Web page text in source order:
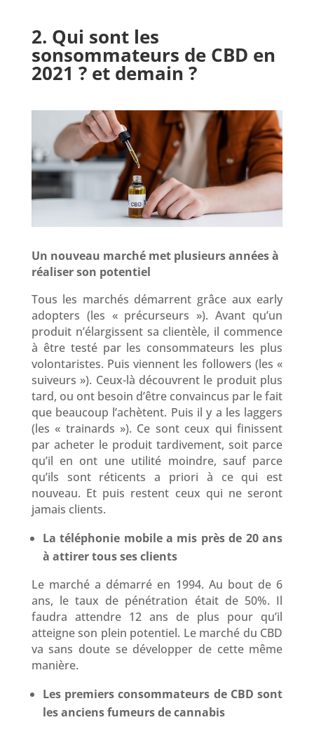
2. Qui sont les
sonsommateurs de CBD en
2021 ? et demain ?
Un nouveau marché met plusieurs années à
réaliser son potentiel
Tous les marchés démarrent grâce aux early
adopters (les « précurseurs »). Avant qu’un
produit n’élargissent sa clientèle, il commence
à être testé par les consommateurs les plus
volontaristes. Puis viennent les followers (les «
suiveurs »). Ceux-là découvrent le produit plus
tard, ou ont besoin d’être convaincus par le fait
que beaucoup l’achètent. Puis il y a les laggers
(les « trainards »). Ce sont ceux qui finissent
par acheter le produit tardivement, soit parce
qu’il en ont une utilité moindre, sauf parce
qu’ils sont réticents a priori à ce qui est
nouveau. Et puis restent ceux qui ne seront
jamais clients.
La téléphonie mobile a mis près de 20 ans
à attirer tous ses clients
Le marché a démarré en 1994. Au bout de 6
ans, le taux de pénétration était de 50%. Il
faudra attendre 12 ans de plus pour qu’il
atteigne son plein potentiel. Le marché du CBD
va sans doute se développer de cette même
manière.
Les premiers consommateurs de CBD sont
les anciens fumeurs de cannabis